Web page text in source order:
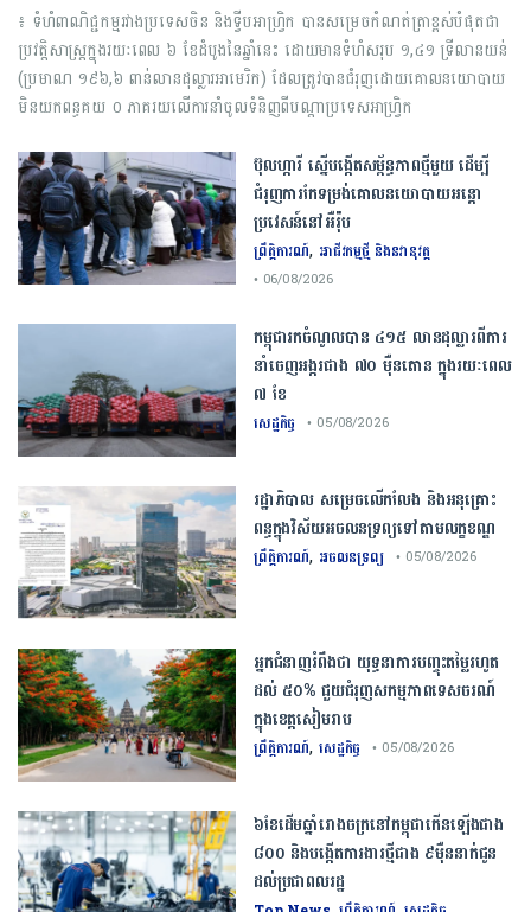
​៖​ ​ទំហំ​ពាណិជ្ជកម្ម​រវាង​ប្រទេស​ចិន​ ​និង​ទ្វីប​អាហ្វ្រិក ​បាន​សម្រេច​កំណត់​ត្រា​ខ្ពស់​បំផុត​ជា​
ប្រវត្តិសាស្ត្រ​ក្នុង​រយៈពេល​ ​៦​ ​ខែ​ដំបូង​នៃ​ឆ្នាំ​នេះ​ ​ដោយ​មាន​ទំហំ​សរុប ​១,៤១​ ​ទ្រីលាន​យន់ ​
(​ប្រមាណ​ ​១៩៦,៦​ ​ពាន់​លាន​ដុល្លារ​អាមេរិក​) ​ដែល​ត្រូវបាន​ជំរុញ​ដោយ​គោលនយោបាយ​
មិន​យក​ពន្ធ​គយ​ ​០​ ​ភាគរយ​លើ​ការ​នាំចូល​ទំនិញ​ពី​បណ្តា​ប្រទេស​អាហ្វ្រិក
ប៊ុល​ហ្ការី ​ស្នើ​បង្កើត​សម្ព័ន្ធភាព​ថ្មី​មួយ ​ដើម្បី​
ជំរុញ​ការ​កែទម្រង់​គោលនយោបាយ​អន្តោ
ប្រវេសន៍​នៅអឺរ៉ុប​
ព្រឹត្តិការណ៍, អាជីវកម្មថ្មី និងនវានុវត្ត
• 06/08/2026
កម្ពុជារកចំណូលបាន ៤១៥ លានដុល្លារពីការ
នាំចេញអង្ករជាង ៧០ ម៉ឺនតោន ក្នុងរយៈពេល
៧ ខែ
សេដ្ឋកិច្ច • 05/08/2026
រដ្ឋាភិបាល សម្រេច​លើកលែង និងអនុគ្រោះ
ពន្ធក្នុងវិស័យអចលនទ្រព្យ​ទៅតាមលក្ខខណ្ឌ
ព្រឹត្តិការណ៍, អចលនទ្រព្យ • 05/08/2026
អ្នកជំនាញ​រំពឹង​ថា​ ​យុទ្ធនាការ​បញ្ចុះ​តម្លៃ​រហូត
ដល់​ ​៥០​% ​ជួយ​ជំរុញ​សកម្មភាព​ទេសចរណ៍​
ក្នុង​ខេត្ត​សៀមរាប​
ព្រឹត្តិការណ៍, សេដ្ឋកិច្ច • 05/08/2026
៦ខែដើមឆ្នាំរោងចក្រនៅកម្ពុជាកើនឡើងជាង
៨០០ និងបង្កើតការងារថ្មីជាង ៩ម៉ឺននាក់ជូន
ដល់ប្រជាពលរដ្ឋ